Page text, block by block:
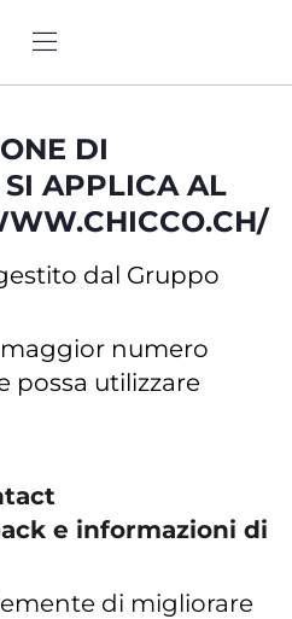
DI
APPLICA AL
dal Gruppo
numero
possa utilizzare
e informazioni di
di migliorare